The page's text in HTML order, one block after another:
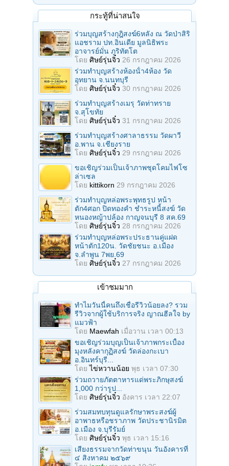
กระทู้ที่น่าสนใจ
ร่วมบุญสร้างกุฎิสงฆ์6หลัง ณ วัดป่าสิริ
แอชราม ปท.อินเดีย มูลนิธิพระ
อาจารย์มั่น ภูริทัตโต
โดย ศิษย์รุ่นจิ๋ว 26 กรกฎาคม 2026
ร่วมทําบุญสร้างห้องนั้า4ห้อง วัด
อุทยาน จ.นนทบุรี
โดย ศิษย์รุ่นจิ๋ว 30 กรกฎาคม 2026
ร่วมทําบุญสร้างเมรุ วัดท่าทราย
จ.สุโขทัย
โดย ศิษย์รุ่นจิ๋ว 31 กรกฎาคม 2026
ร่วมทําบุญสร้างศาลาธรรม วัดผาวี
อ.พาน จ.เชียงราย
โดย ศิษย์รุ่นจิ๋ว 29 กรกฎาคม 2026
ขอเชิญร่วมเป็นเจ้าภาพชุดโคมไฟโซ
ล่าเซล
โดย kittikorn 29 กรกฎาคม 2026
ร่วมทําบุญหล่อพระพุทธรูป หน้า
ตัก4ศอก ปิดทองคํา ชําระหนี้สงฆ์ วัด
หนองหญ้าปล้อง กาญจนบุรี 8 สค.69
โดย ศิษย์รุ่นจิ๋ว 28 กรกฎาคม 2026
ร่วมทําบุญหล่อพระประธานคู่แฝด
หน้าตัก120น. วัดชัยชนะ อ.เมือง
จ.ลำพูน 7พย.69
โดย ศิษย์รุ่นจิ๋ว 27 กรกฎาคม 2026
เข้าชมมาก
ทำไมวันนี้คนถึงเชื่อรีวิวน้อยลง? รวม
รีวิวจากผู้ใช้บริการจริง ญาณฮีลใจ by
แมวฟ้า
โดย Maewfah เมื่อวาน เวลา 00:13
ขอเชิญร่วมบุญเป็นเจ้าภาพกระเบื้อง
มุงหลังคากุฏิสงฆ์ วัดล่องกะเบา
อ.อินทร์บุรี...
โดยไข่หวานน้อย พุธ เวลา 07:30
ร่วมถวายภัตตาหารแด่พระภิกษุสงฆ์
1,000 กว่ารูป...
โดย ศิษย์รุ่นจิ๋ว อังคาร เวลา 22:07
ร่วมสมทบทุนดูแลรักษาพระสงฆ์ผู้
อาพาธหรือชราภาพ วัดประชานิรมิต
อ.เมือง จ.บุรีรัมย์
โดย ศิษย์รุ่นจิ๋ว พุธ เวลา 15:16
เสียงธรรมจากวัดท่าขนุน วันอังคารที่
๔ สิงหาคม ๒๕๖๙